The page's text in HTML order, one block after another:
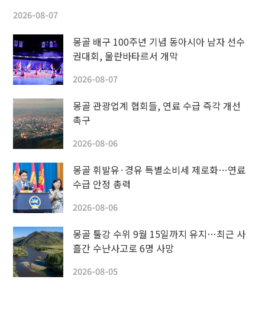
2026-08-07
몽골 배구 100주년 기념 동아시아 남자 선수
권대회, 울란바타르서 개막
2026-08-07
몽골 관광업계 협회들, 연료 수급 즉각 개선
촉구
2026-08-06
몽골 휘발유·경유 특별소비세 제로화…연료
수급 안정 총력
2026-08-06
몽골 툴강 수위 9월 15일까지 유지…최근 사
흘간 수난사고로 6명 사망
2026-08-05